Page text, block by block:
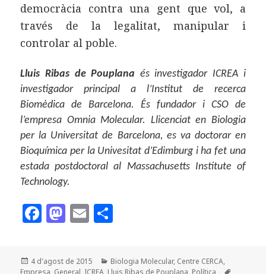
democràcia contra una gent que vol, a
través de la legalitat, manipular i
controlar al poble.
Lluis Ribas de Pouplana és investigador ICREA i
investigador principal a l’Institut de recerca
Biomèdica de Barcelona. És fundador i CSO de
l’empresa Omnia Molecular. Llicenciat en Biologia
per la Universitat de Barcelona, es va doctorar en
Bioquímica per la Univesitat d’Edimburg i ha fet una
estada postdoctoral al Massachusetts Institute of
Technology.
F M
to
E
m
Publicat
el
4 d'agost de 2015 Categories
Biologia Molecular, Centre CERCA,
Empresa General ICREA Lluis Ribas de Pouplana Política